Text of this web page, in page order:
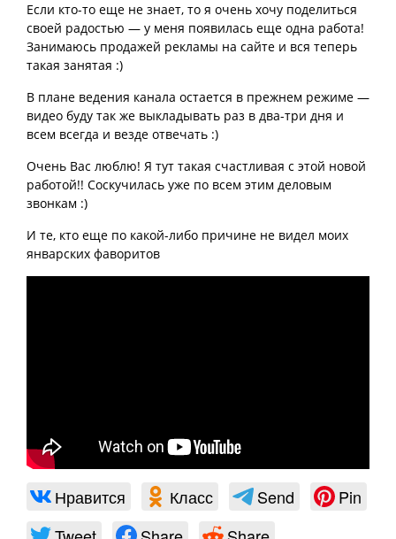
Если кто-то еще не знает, то я очень хочу поделиться
своей радостью — у меня появилась еще одна работа!
Занимаюсь продажей рекламы на сайте и вся теперь
такая занятая :)
В плане ведения канала остается в прежнем режиме —
видео буду так же выкладывать раз в два-три дня и
всем всегда и везде отвечать :)
Очень Вас люблю! Я тут такая счастливая с этой новой
работой!! Соскучилась уже по всем этим деловым
звонкам :)
И те, кто еще по какой-либо причине не видел моих
январских фаворитов
Нравится Класс Send
Pin